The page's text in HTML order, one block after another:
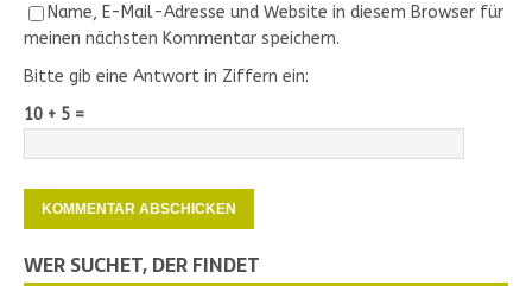
Name, E-Mail-Adresse und Website in diesem Browser für
meinen nächsten Kommentar speichern.
Bitte gib eine Antwort in Ziffern ein:
10 + 5 =
WER SUCHET, DER FINDET